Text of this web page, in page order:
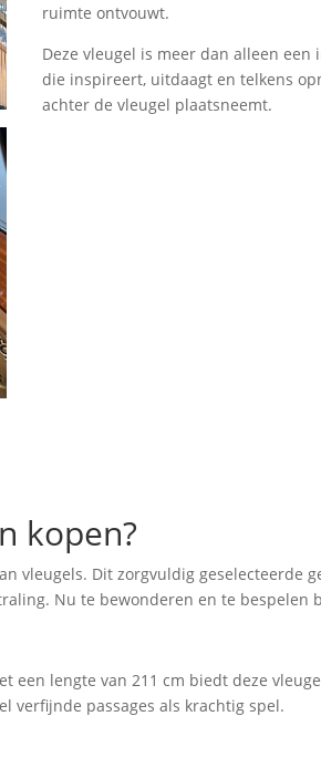
ruimte ontvouwt.
Deze vleugel is meer dan alleen
die inspireert, uitdaagt en telkens
achter de vleugel plaatsneemt.
kopen?
vleugels. Dit zorgvuldig geselecteerde
Nu te bewonderen en te bespelen
een lengte van 211 cm biedt deze
verfijnde passages als krachtig spel.